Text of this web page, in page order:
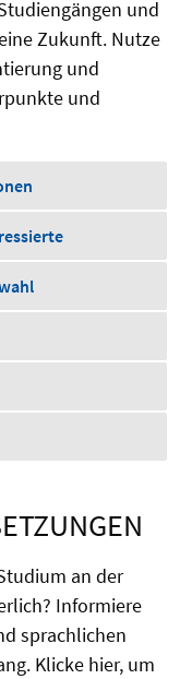
und
Zukunft. Nutze
und
und
an der
Informiere
sprachlichen
Klicke hier, um